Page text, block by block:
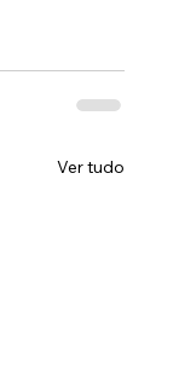
Ver tudo